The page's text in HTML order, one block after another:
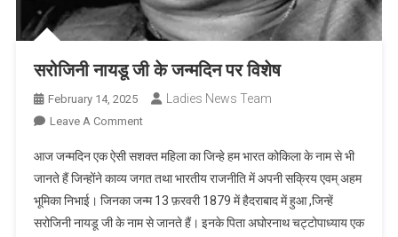
सरोजिनी नायडू जी के जन्मदिन पर विशेष
February 14, 2025 Ladies News Team
Leave A CommentOn
नायडू
जी
के
जन्मदिन
आज जन्मदिन एक ऐसी सशक्त महिला का जिन्हे हम भारत कोकिला के नाम से भी
जानते हैं जिन्होंने काव्य जगत तथा भारतीय राजनीति में अपनी सक्रिय एवम् अहम
भूमिका निभाई। जिनका जन्म 13 फ़रवरी 1879 में हैदराबाद में हुआ ,जिन्हें
सरोजिनी नायडू जी के नाम से जानते हैं। इनके पिता अघोरनाथ चट्टोपाध्याय एक